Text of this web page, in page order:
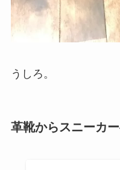
うしろ。
革靴からスニーカ